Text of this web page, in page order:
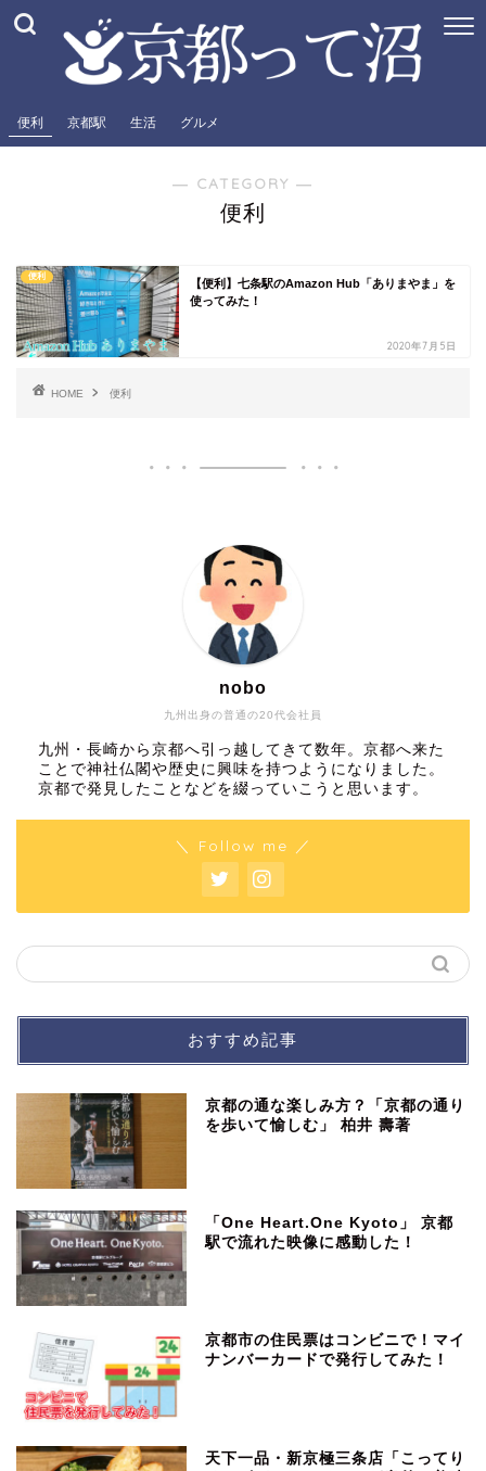
便利 京都駅 生活 グルメ
― CATEGORY ―
便利
便利
【便利】七条駅のAmazon Hub「ありまやま」を
使ってみた！
2020年7月5日
HOME 便利
九州出身の普通の20代会社員
nobo
九州・長崎から京都へ引っ越してきて数年。京都へ来た
ことで神社仏閣や歴史に興味を持つようになりました。
京都で発見したことなどを綴っていこうと思います。
＼ Follow me ／
おすすめ記事
京都の通な楽しみ方？「京都の通り
を歩いて愉しむ」 柏井 壽著
「One Heart.One Kyoto」 京都
駅で流れた映像に感動した！
京都市の住民票はコンビニで！マイ
ナンバーカードで発行してみた！
天下一品・新京極三条店「こってり